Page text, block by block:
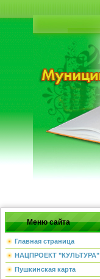
Меню сайта
Главная страница
НАЦПРОЕКТ "КУЛЬТУРА"
Пушкинская карта